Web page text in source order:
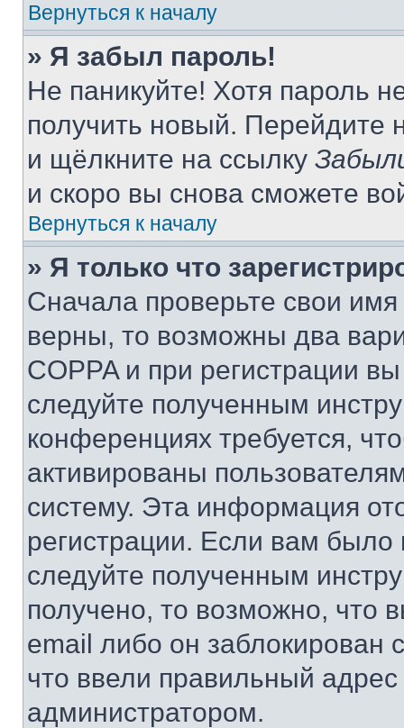
Вернуться к началу
» Я забыл пароль!
Не паникуйте! Хотя пароль
получить новый. Перейдите
и щёлкните на ссылку
и скоро вы снова сможете
Вернуться к началу
» Я только что
Сначала проверьте свои
верны, то возможны два
COPPA и при регистрации
следуйте полученным
конференциях требуется,
активированы
систему. Эта информация
регистрации. Если вам
следуйте полученным
получено, то возможно, что
email либо он
что ввели правильный адрес
администратором.